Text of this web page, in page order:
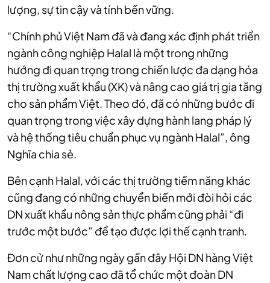
lượng, sự tin cậy và tính bền vững.
“Chính phủ Việt Nam đã và đang xác định phát triển
ngành công nghiệp Halal là một trong những
hướng đi quan trọng trong chiến lược đa dạng hóa
thị trường xuất khẩu (XK) và nâng cao giá trị gia tăng
cho sản phẩm Việt. Theo đó, đã có những bước đi
quan trọng trong việc xây dựng hành lang pháp lý
và hệ thống tiêu chuẩn phục vụ ngành Halal”, ông
Nghĩa chia sẻ.
Bên cạnh Halal, với các thị trường tiềm năng khác
cũng đang có những chuyển biến mới đòi hỏi các
DN xuất khẩu nông sản thực phẩm cũng phải “đi
trước một bước” để tạo được lợi thế cạnh tranh.
Đơn cử như những ngày gần đây Hội DN hàng Việt
Nam chất lượng cao đã tổ chức một đoàn DN